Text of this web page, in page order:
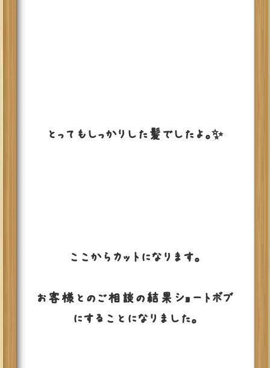
とってもしっかりした髪でしたよ。✨
ここからカットになります。
お客様とのご相談の結果ショートボブ
にすることになりました。